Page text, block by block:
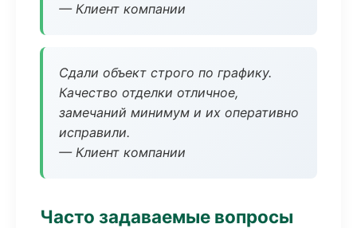
— Клиент компании
Сдали объект строго по графику.
Качество отделки отличное,
замечаний минимум и их оперативно
исправили.
— Клиент компании
Часто задаваемые вопросы